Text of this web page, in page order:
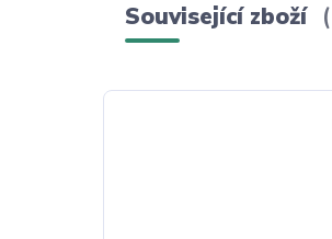
Související zboží